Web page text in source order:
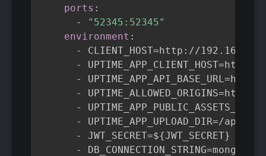
ports :
-
"52345:52345"
environment :
-
CLIENT_HOST=http : //
-
UPTIME_APP_CLIENT_HOST=http
-
UPTIME_APP_API_BASE_URL=http
-
UPTIME_ALLOWED_ORIGINS=http
-
-
UPTIME_APP_UPLOAD_DIR=/app/
-
JWT_SECRET=${JWT_SECRET}
-
DB_CONNECTION_STRING=mongodb